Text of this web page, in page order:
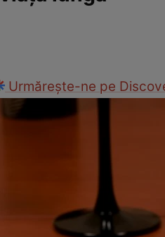
Urmărește-ne pe